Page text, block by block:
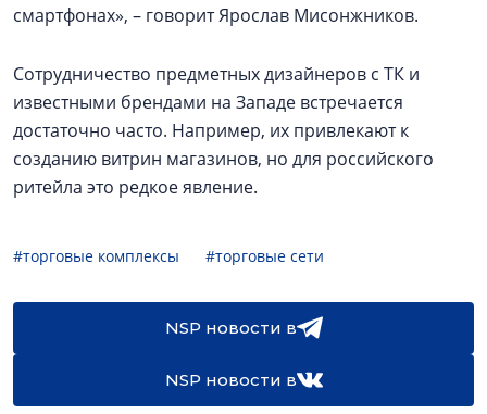
смартфонах», – говорит Ярослав Мисонжников.
Сотрудничество предметных дизайнеров с ТК и
известными брендами на Западе встречается
достаточно часто. Например, их привлекают к
созданию витрин магазинов, но для российского
ритейла это редкое явление.
#торговые комплексы #торговые сети
NSP новости в
NSP новости в